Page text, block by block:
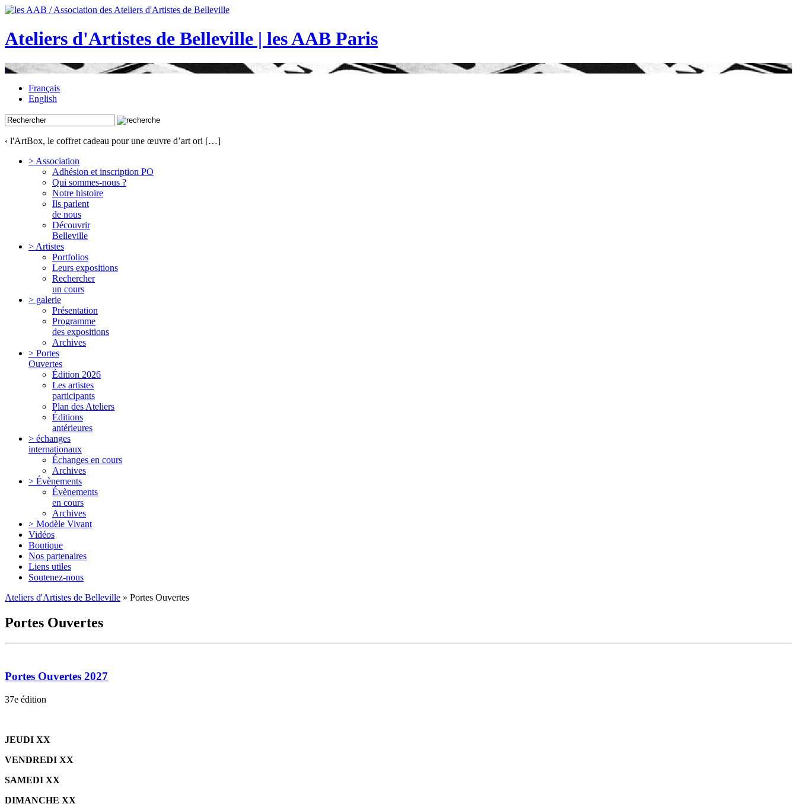
Ateliers d'Artistes de Belleville | les AAB Paris
Français
English
‹ l'ArtBox, le coffret cadeau pour une œuvre d’art ori […]
> Association
Adhésion et inscription PO
Qui sommes-nous ?
Notre histoire
Ils parlent
de nous
Découvrir
Belleville
> Artistes
Portfolios
Leurs expositions
Rechercher
un cours
> galerie
Présentation
Programme
des expositions
Archives
> Portes
Ouvertes
Édition 2026
Les artistes
participants
Plan des Ateliers
Éditions
antérieures
> échanges
internationaux
Échanges en cours
Archives
> Évènements
Évènements
en cours
Archives
> Modèle Vivant
Vidéos
Boutique
Nos partenaires
Liens utiles
Soutenez-nous
Ateliers d'Artistes de Belleville » Portes Ouvertes
Portes Ouvertes
Portes Ouvertes 2027
37e édition
JEUDI XX
VENDREDI XX
SAMEDI XX
DIMANCHE XX